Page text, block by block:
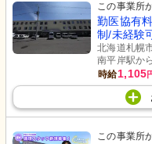
この事業所
勤医協有
制/未経験
北海道札幌
南平岸駅か
時給1,105
この事業所